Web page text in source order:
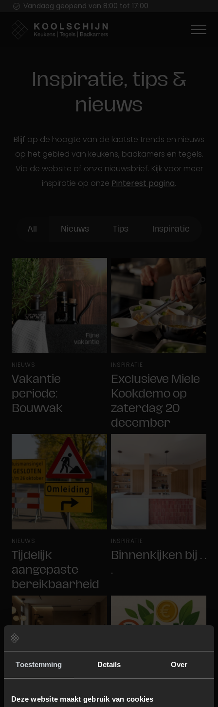
Toestemming Details Over
Deze website maakt gebruik van cookies
Vandaag geopend van 8:00 tot 17:00
Inspiratie, tips &
nieuws
Blijf op de hoogte van de laatste trends en nieuws
op het gebied van keukens, badkamers en tegels.
Via de website of onze nieuwsbrief. Kijk voor meer
inspiratie op onze Pinterest pagina.
All Nieuws Tips Inspiratie
NIEUWS
Vakantie
periode:
Bouwvak
INSPIRATIE
Exclusieve Miele
Kookdemo op
zaterdag 20
december
NIEUWS
Tijdelijk
aangepaste
bereikbaarheid
INSPIRATIE
Binnenkijken bij . .
INSPIRATIE TIPS